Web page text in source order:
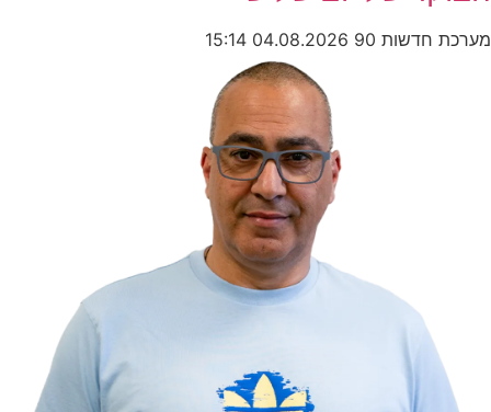
מערכת חדשות 90 04.08.2026
15:14